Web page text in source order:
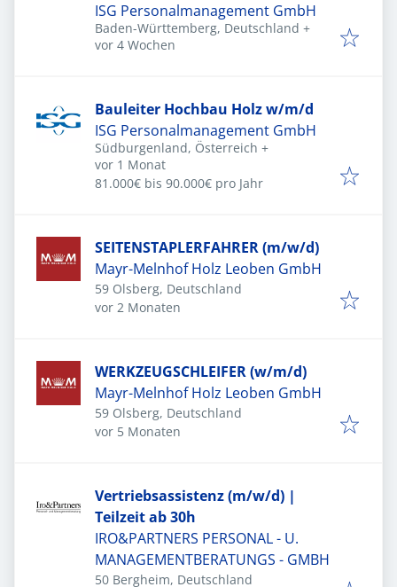
ISG Personalmanagement GmbH
Baden-Württemberg, Deutschland +
Veröffentlicht:
vor 4 Wochen
Bauleiter Hochbau Holz w/m/d
ISG Personalmanagement GmbH
Südburgenland, Österreich +
Veröffentlicht
vor 1 Monat
81.000€ bis 90.000€ pro Jahr
SEITENSTAPLERFAHRER (m/w/d)
Mayr-Melnhof Holz Leoben GmbH
59 Olsberg, Deutschland
Veröffentlicht:
vor 2 Monaten
WERKZEUGSCHLEIFER (w/m/d)
Mayr-Melnhof Holz Leoben GmbH
59 Olsberg, Deutschland
Veröffentlicht:
vor 5 Monaten
Vertriebsassistenz (m/w/d) |
Teilzeit ab 30h
IRO&PARTNERS PERSONAL - U.
MANAGEMENTBERATUNGS - GMBH
50 Bergheim, Deutschland